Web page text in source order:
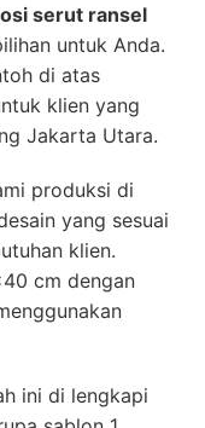
serut ransel
untuk Anda.
di atas
klien yang
Jakarta Utara.
produksi di
yang sesuai
klien.
cm dengan
ini di lengkapi